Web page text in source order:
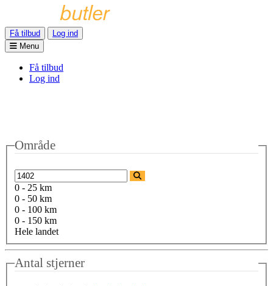
Få tilbud
Log ind
Menu
Få tilbud
Log ind
Område
0 - 25 km
0 - 50 km
0 - 100 km
0 - 150 km
Hele landet
Antal stjerner